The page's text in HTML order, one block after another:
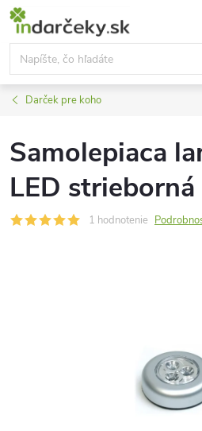
Prejsť
obsah
Darček pre koho
Samolepiaca
LED strieborná
1 hodnotenie